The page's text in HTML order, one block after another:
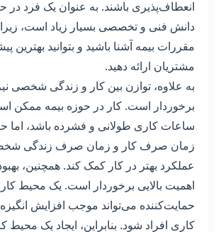
انعطاف‌پذیری باشند. به عنوان یک فرد در
دانش فنی و تخصصی بسیار زیاد است، زیرا
مقررات بیمه آشنا باشید و بتوانید بهترین
مشتریان ارائه دهید.
به علاوه، توازن بین کار و زندگی شخصی
برخوردار است. کار در حوزه بیمه ممکن
ساعات کاری طولانی و فشرده باشد، اما
زمان صرف کار و زمان صرف زندگی
عملکرد بهتر در کار کمک کند. همچنین،
اهمیت بالایی برخوردار است. یک محیط
حمایت‌کننده می‌تواند موجب افزایش
کاری افراد شود. بنابراین، ایجاد یک محیط